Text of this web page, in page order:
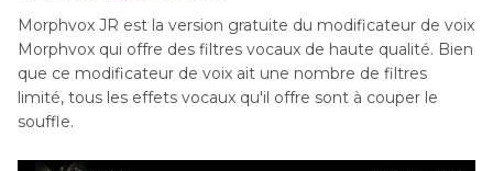
Morphvox JR est la version gratuite du modificateur de voix
Morphvox qui offre des filtres vocaux de haute qualité. Bien
que ce modificateur de voix ait une nombre de filtres
limité, tous les effets vocaux qu'il offre sont à couper le
souffle.